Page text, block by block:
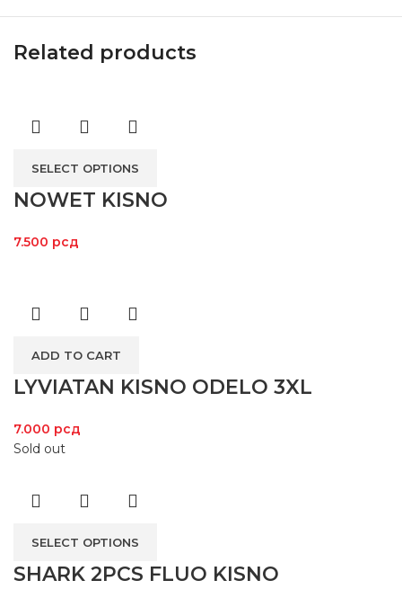
Related products
SELECT OPTIONS
NOWET KISNO
7.500 рсд
ADD TO CART
LYVIATAN KISNO ODELO 3XL
7.000 рсд
Sold out
SELECT OPTIONS
SHARK 2PCS FLUO KISNO